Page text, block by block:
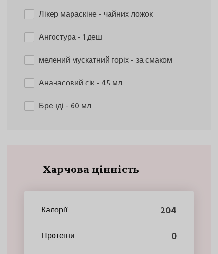
Лікер мараскіне- чайних ложок
Ангостура- 1 деш
мелений мускатний горіх- за смаком
Ананасовий сік- 45 мл
Бренді - 60 мл
Харчова цінність
Калорії 204
Протеїни 0